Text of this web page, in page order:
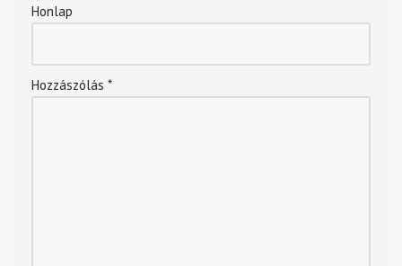
Honlap
Hozzászólás *